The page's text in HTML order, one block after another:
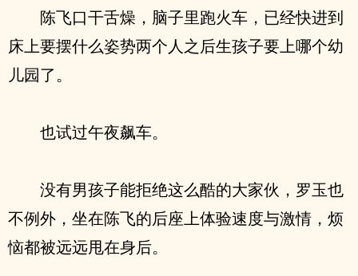
陈飞口干舌燥，脑子里跑火车，已经快进到
床上要摆什么姿势两个人之后生孩子要上哪个幼
儿园了。
也试过午夜飙车。
没有男孩子能拒绝这么酷的大家伙，罗玉也
不例外，坐在陈飞的后座上体验速度与激情，烦
恼都被远远甩在身后。